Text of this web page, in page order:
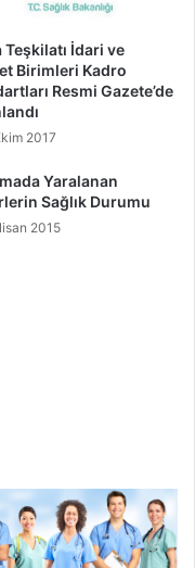
Teşkilatı İdari ve
Birimleri Kadro
Resmi Gazete’de
2017
Yaralanan
Sağlık Durumu
2015